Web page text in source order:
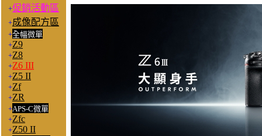
+促銷活動區
+成像配方區
+全幅微單
+Z9
+Z8
+Z6 III
+Z5 II
+Zf
+ZR
+APS-C微單
+Zfc
+Z50 II